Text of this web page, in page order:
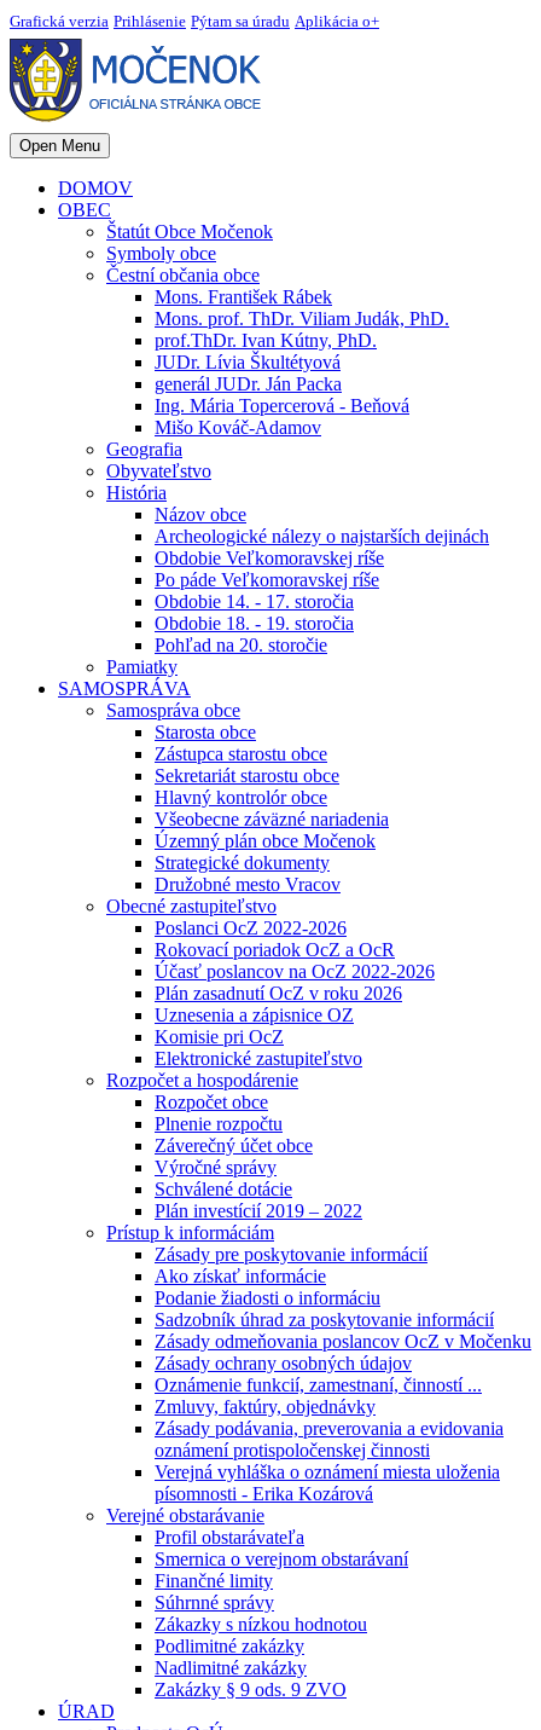
Grafická verzia Prihlásenie Pýtam sa úradu Aplikácia o+
Open Menu
DOMOV
OBEC
Štatút Obce Močenok
Symboly obce
Čestní občania obce
Mons. František Rábek
Mons. prof. ThDr. Viliam Judák, PhD.
prof.ThDr. Ivan Kútny, PhD.
JUDr. Lívia Škultétyová
generál JUDr. Ján Packa
Ing. Mária Topercerová - Beňová
Mišo Kováč-Adamov
Geografia
Obyvateľstvo
História
Názov obce
Archeologické nálezy o najstarších dejinách
Obdobie Veľkomoravskej ríše
Po páde Veľkomoravskej ríše
Obdobie 14. - 17. storočia
Obdobie 18. - 19. storočia
Pohľad na 20. storočie
Pamiatky
SAMOSPRÁVA
Samospráva obce
Starosta obce
Zástupca starostu obce
Sekretariát starostu obce
Hlavný kontrolór obce
Všeobecne záväzné nariadenia
Územný plán obce Močenok
Strategické dokumenty
Družobné mesto Vracov
Obecné zastupiteľstvo
Poslanci OcZ 2022-2026
Rokovací poriadok OcZ a OcR
Účasť poslancov na OcZ 2022-2026
Plán zasadnutí OcZ v roku 2026
Uznesenia a zápisnice OZ
Komisie pri OcZ
Elektronické zastupiteľstvo
Rozpočet a hospodárenie
Rozpočet obce
Plnenie rozpočtu
Záverečný účet obce
Výročné správy
Schválené dotácie
Plán investícií 2019 – 2022
Prístup k informáciám
Zásady pre poskytovanie informácií
Ako získať informácie
Podanie žiadosti o informáciu
Sadzobník úhrad za poskytovanie informácií
Zásady odmeňovania poslancov OcZ v Močenku
Zásady ochrany osobných údajov
Oznámenie funkcií, zamestnaní, činností ...
Zmluvy, faktúry, objednávky
Zásady podávania, preverovania a evidovania
oznámení protispoločenskej činnosti
Verejná vyhláška o oznámení miesta uloženia
písomnosti - Erika Kozárová
Verejné obstarávanie
Profil obstarávateľa
Smernica o verejnom obstarávaní
Finančné limity
Súhrnné správy
Zákazky s nízkou hodnotou
Podlimitné zakázky
Nadlimitné zakázky
Zakázky § 9 ods. 9 ZVO
ÚRAD